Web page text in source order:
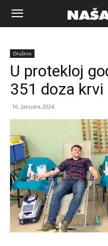
Naša
riječ
Društvo
U protekloj
351 doza krvi
16. Januara 2024.